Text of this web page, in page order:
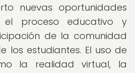
nuevas oportunidades
el proceso educativo y
de la comunidad
los estudiantes. El uso de
la realidad virtual, la